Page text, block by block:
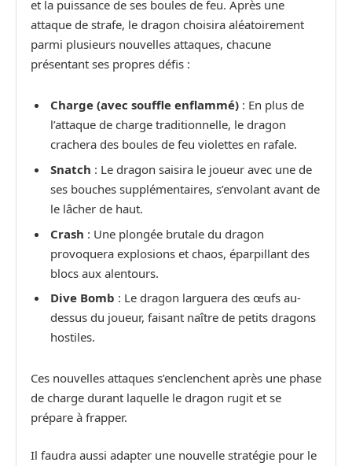
et la puissance de ses boules de feu. Après une
attaque de strafe, le dragon choisira aléatoirement
parmi plusieurs nouvelles attaques, chacune
présentant ses propres défis :
Charge (avec souffle enflammé) : En plus de
l’attaque de charge traditionnelle, le dragon
crachera des boules de feu violettes en rafale.
Snatch : Le dragon saisira le joueur avec une de
ses bouches supplémentaires, s’envolant avant de
le lâcher de haut.
Crash : Une plongée brutale du dragon
provoquera explosions et chaos, éparpillant des
blocs aux alentours.
Dive Bomb : Le dragon larguera des œufs au-
dessus du joueur, faisant naître de petits dragons
hostiles.
Ces nouvelles attaques s’enclenchent après une phase
de charge durant laquelle le dragon rugit et se
prépare à frapper.
Il faudra aussi adapter une nouvelle stratégie pour le